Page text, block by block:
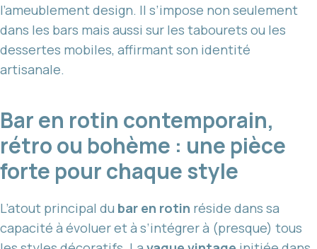
l’ameublement design. Il s’impose non seulement
dans les bars mais aussi sur les tabourets ou les
dessertes mobiles, affirmant son identité
artisanale.
Bar en rotin contemporain,
rétro ou bohème : une pièce
forte pour chaque style
L’atout principal du bar en rotin réside dans sa
capacité à évoluer et à s’intégrer à (presque) tous